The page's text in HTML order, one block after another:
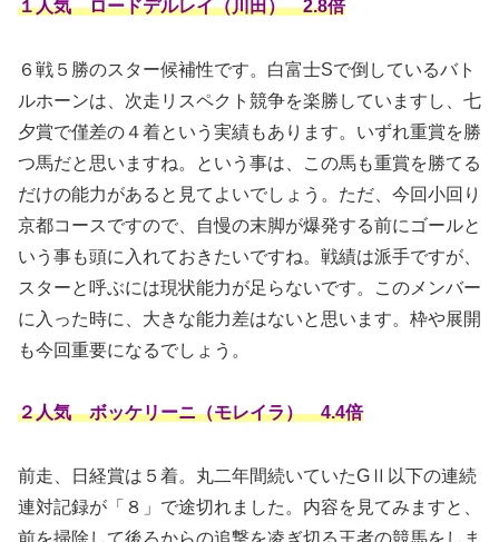
１人気 ロードデルレイ（川田） 2.8倍
６戦５勝のスター候補性です。白富士Sで倒しているバト
ルホーンは、次走リスペクト競争を楽勝していますし、七
夕賞で僅差の４着という実績もあります。いずれ重賞を勝
つ馬だと思いますね。という事は、この馬も重賞を勝てる
だけの能力があると見てよいでしょう。ただ、今回小回り
京都コースですので、自慢の末脚が爆発する前にゴールと
いう事も頭に入れておきたいですね。戦績は派手ですが、
スターと呼ぶには現状能力が足らないです。このメンバー
に入った時に、大きな能力差はないと思います。枠や展開
も今回重要になるでしょう。
２人気 ボッケリーニ（モレイラ） 4.4倍
前走、日経賞は５着。 丸二年間続いていたGⅡ以下の連続
連対記録が「８」で途切れました。内容を見てみますと、